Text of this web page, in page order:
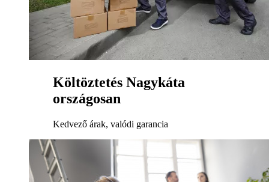
Költöztetés Nagykáta
országosan
Kedvező árak, valódi garancia